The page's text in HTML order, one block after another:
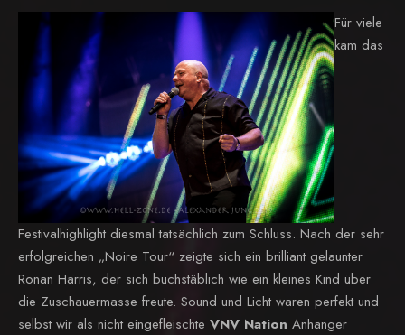
Für viele
kam das
Festivalhighlight diesmal tatsächlich zum Schluss. Nach der sehr
erfolgreichen „Noire Tour“ zeigte sich ein brilliant gelaunter
Ronan Harris, der sich buchstäblich wie ein kleines Kind über
die Zuschauermasse freute. Sound und Licht waren perfekt und
selbst wir als nicht eingefleischte VNV Nation Anhänger